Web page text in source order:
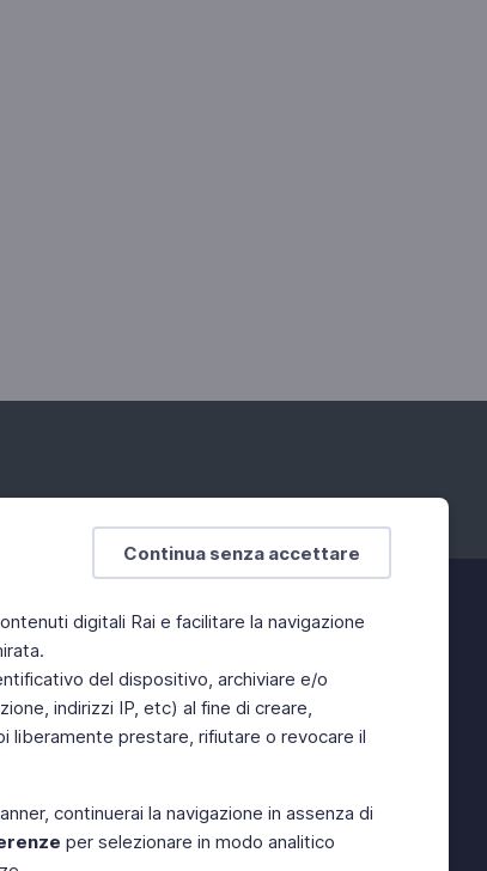
Continua senza accettare
digitali Rai e facilitare la navigazione
del dispositivo, archiviare e/o
indirizzi IP, etc) al fine di creare,
liberamente prestare, rifiutare o revocare il
continuerai la navigazione in assenza di
per selezionare in modo analitico